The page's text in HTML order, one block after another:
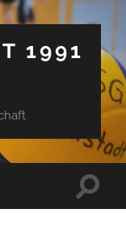
1991